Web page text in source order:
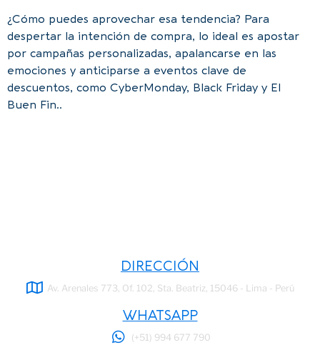
¿Cómo puedes aprovechar esa tendencia? Para
despertar la intención de compra, lo ideal es apostar
por campañas personalizadas, apalancarse en las
emociones y anticiparse a eventos clave de
descuentos, como CyberMonday, Black Friday y El
Buen Fin..
DIRECCIÓN
Av. Arenales 773, Of. 102, Sta. Beatriz, 15046 - Lima - Perú
WHATSAPP
(+51) 994 677 790